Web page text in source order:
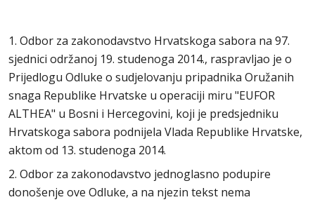
1. Odbor za zakonodavstvo Hrvatskoga sabora na 97.
sjednici održanoj 19. studenoga 2014., raspravljao je o
Prijedlogu Odluke o sudjelovanju pripadnika Oružanih
snaga Republike Hrvatske u operaciji miru "EUFOR
ALTHEA" u Bosni i Hercegovini, koji je predsjedniku
Hrvatskoga sabora podnijela Vlada Republike Hrvatske,
aktom od 13. studenoga 2014.
2. Odbor za zakonodavstvo jednoglasno podupire
donošenje ove Odluke, a na njezin tekst nema